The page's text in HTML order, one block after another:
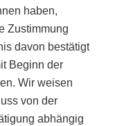
haben,
Zustimmung
davon bestätigt
Beginn der
Wir weisen
von der
abhängig